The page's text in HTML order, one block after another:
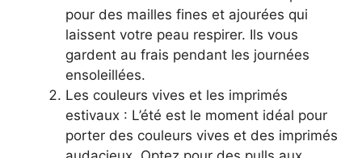
pour des mailles fines et ajourées qui
laissent votre peau respirer. Ils vous
gardent au frais pendant les journées
ensoleillées.
Les couleurs vives et les imprimés
estivaux : L’été est le moment idéal pour
porter des couleurs vives et des imprimés